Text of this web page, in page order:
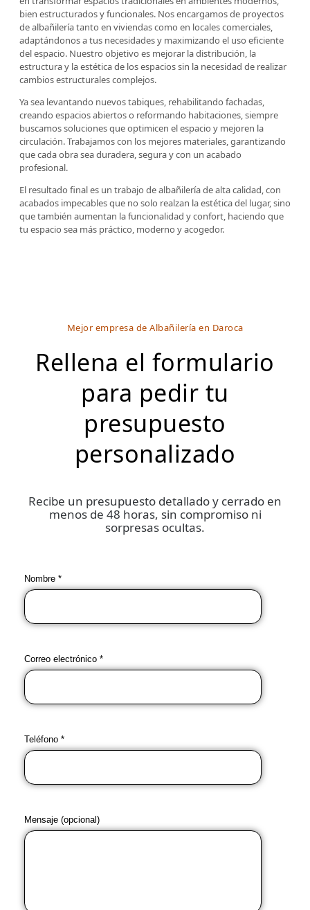
bien estructurados y funcionales. Nos encargamos de proyectos
de albañilería tanto en viviendas como en locales comerciales,
adaptándonos a tus necesidades y maximizando el uso eficiente
del espacio. Nuestro objetivo es mejorar la distribución, la
estructura y la estética de los espacios sin la necesidad de realizar
cambios estructurales complejos.
Ya sea levantando nuevos tabiques, rehabilitando fachadas,
creando espacios abiertos o reformando habitaciones, siempre
buscamos soluciones que optimicen el espacio y mejoren la
circulación. Trabajamos con los mejores materiales, garantizando
que cada obra sea duradera, segura y con un acabado
profesional.
El resultado final es un trabajo de albañilería de alta calidad, con
acabados impecables que no solo realzan la estética del lugar, sino
que también aumentan la funcionalidad y confort, haciendo que
tu espacio sea más práctico, moderno y acogedor.
Mejor empresa de Albañilería en Daroca
Rellena el formulario
para pedir tu
presupuesto
personalizado
Recibe un presupuesto detallado y cerrado en
menos de 48 horas, sin compromiso ni
sorpresas ocultas.
Nombre *
Correo electrónico *
Teléfono *
Mensaje (opcional)